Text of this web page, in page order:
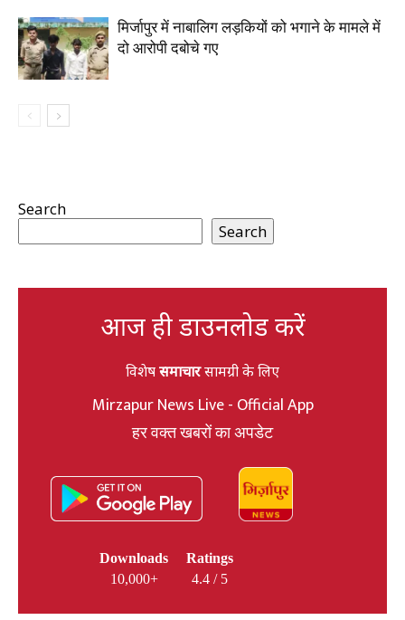
मिर्जापुर में नाबालिग लड़कियों को भगाने के मामले में
दो आरोपी दबोचे गए
Search
Search
आज ही डाउनलोड करें
विशेषसमाचारसामग्री के लिए
Mirzapur News Live - Official App
हर वक्त खबरों का अपडेट
Downloads
10,000+
Ratings
4.4 / 5